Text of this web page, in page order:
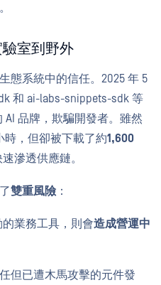
驗室到野外
態系統中的信任。2025 年 5
和 ai-labs-snippets-sdk 等
AI 品牌，欺騙開發者。雖然
時，但卻被下載了約1,600
滲透供應鏈。
雙重風險 ：
業務工具，則會造成營運中
但已遭木馬攻擊的元件發